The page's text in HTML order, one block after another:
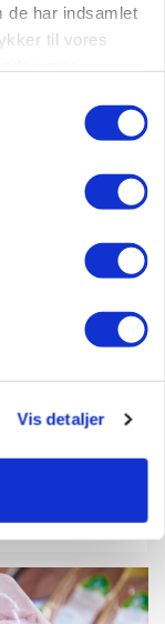
de har indsamlet
til vores
Vis detaljer
i vinterbyg